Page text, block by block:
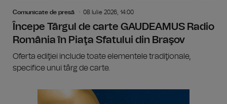
Comunicate de presă 08 Iulie 2026, 14:00
Începe Târgul de carte GAUDEAMUS Radio
România în Piaţa Sfatului din Braşov
Oferta ediţiei include toate elementele tradiţionale,
specifice unui târg de carte.